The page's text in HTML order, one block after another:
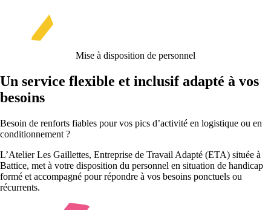
Mise à disposition de personnel
Un service flexible et inclusif adapté à vos
besoins
Besoin de renforts fiables pour vos pics d’activité en logistique ou en
conditionnement ?
L’Atelier Les Gaillettes, Entreprise de Travail Adapté (ETA) située à
Battice, met à votre disposition du personnel en situation de handicap
formé et accompagné pour répondre à vos besoins ponctuels ou
récurrents.